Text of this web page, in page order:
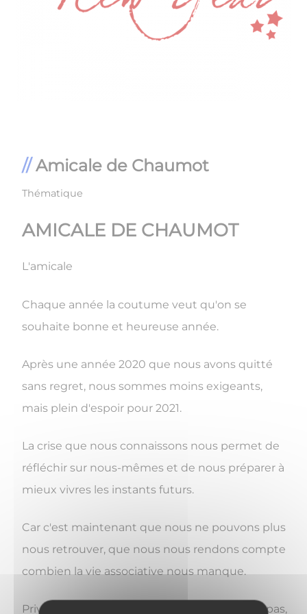
Amicale de Chaumot
Thématique
AMICALE DE CHAUMOT
L'amicale
Chaque année la coutume veut qu'on se
souhaite bonne et heureuse année.
Après une année 2020 que nous avons quitté
sans regret, nous sommes moins exigeants,
mais plein d'espoir pour 2021.
La crise que nous connaissons nous permet de
réfléchir sur nous-mêmes et de nous préparer à
mieux vivres les instants futurs.
Car c'est maintenant que nous ne pouvons plus
nous retrouver, que nous nous rendons compte
combien la vie associative nous manque.
Privé de rencontres, de sorties, de jeux, de repas,